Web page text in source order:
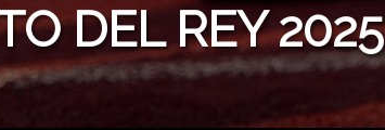
DEL REY 2025